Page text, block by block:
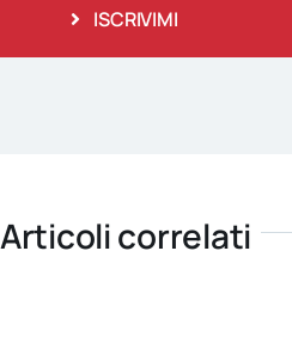
ISCRIVIMI
Articoli correlati